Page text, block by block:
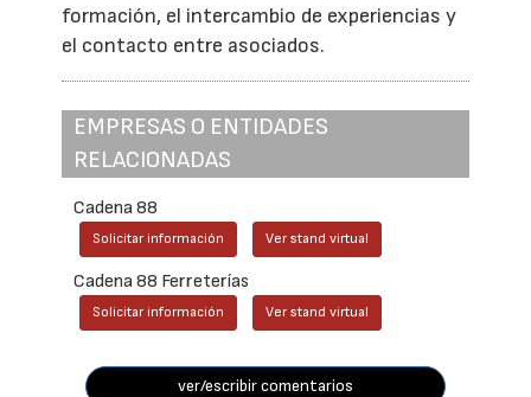
formación, el intercambio de experiencias y
el contacto entre asociados.
EMPRESAS O ENTIDADES
RELACIONADAS
Cadena 88
Solicitar información Ver stand virtual
Cadena 88 Ferreterías
Solicitar información Ver stand virtual
ver/escribir comentarios